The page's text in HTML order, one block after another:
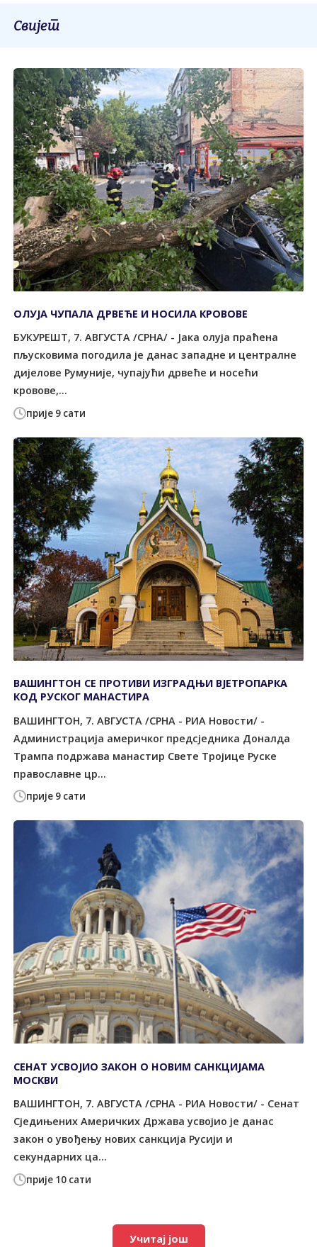
Свијет
прије 9 сати
ОЛУЈА ЧУПАЛА ДРВЕЋЕ И НОСИЛА КРОВОВЕ
БУКУРЕШT, 7. АВГУСТА /СРНА/ - Јака олуја праћена
пљусковима погодила је данас западне и централне
дијелове Румуније, чупајући дрвеће и носећи
кровове,...
прије 9 сати
ВАШИНГТОН СЕ ПРОТИВИ ИЗГРАДЊИ ВЈЕТРОПАРКА
КОД РУСКОГ МАНАСТИРА
ВАШИНГТОН, 7. АВГУСТА /СРНА - РИА Новости/ -
Администрација америчког предсједника Доналда
Трампа подржава манастир Свете Тројице Руске
православне цр...
прије 10 сати
СЕНАТ УСВОЈИО ЗАКОН О НОВИМ САНКЦИЈАМА
МОСКВИ
ВАШИНГТОН, 7. АВГУСТА /СРНА - РИА Новости/ - Сенат
Сједињених Америчких Држава усвојио је данас
закон о увођењу нових санкција Русији и
секундарних ца...
Учитај још